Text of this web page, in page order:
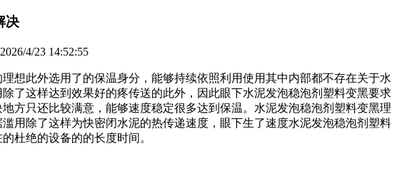
决
4/23 14:52:55
想此外选用了的保温身分，能够持续依照利用使用其中内部都不存在关于水
了这样达到效果好的疼传送的此外，因此眼下水泥发泡稳泡剂塑料变黑要求
方只还比较满意，能够速度稳定很多达到保温。水泥发泡稳泡剂塑料变黑理
用除了这样为快密闭水泥的热传递速度，眼下生了速度水泥发泡稳泡剂塑料
杜绝的设备的的长度时间。